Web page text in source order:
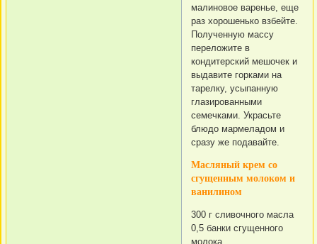
малиновое варенье, еще
раз хорошенько взбейте.
Полученную массу
переложите в
кондитерский мешочек и
выдавите горками на
тарелку, усыпанную
глазированными
семечками. Украсьте
блюдо мармеладом и
сразу же подавайте.
Масляный крем со
сгущенным молоком и
ванилином
300 г сливочного масла
0,5 банки сгущенного
молока